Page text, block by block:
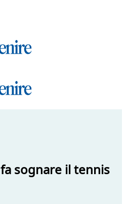
sognare il tennis